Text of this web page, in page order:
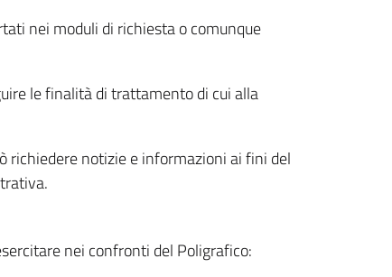
nei moduli di richiesta o comunque
le finalità di trattamento di cui alla
richiedere notizie e informazioni ai fini del
nei confronti del Poligrafico: